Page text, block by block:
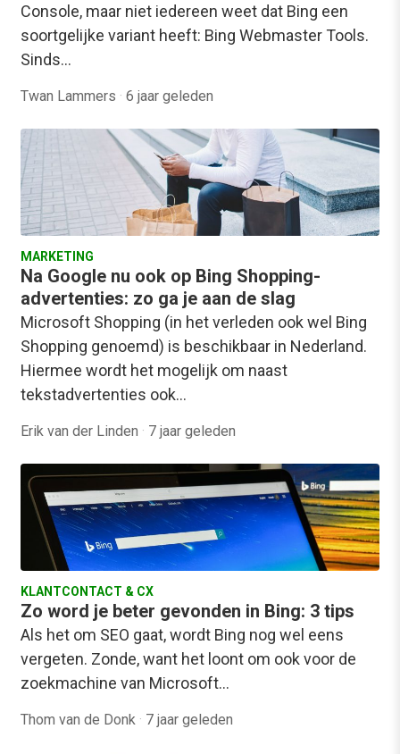
Console, maar niet iedereen weet dat Bing een
soortgelijke variant heeft: Bing Webmaster Tools.
Sinds…
Twan Lammers · 6 jaar geleden
MARKETING
Na Google nu ook op Bing Shopping-
advertenties: zo ga je aan de slag
Microsoft Shopping (in het verleden ook wel Bing
Shopping genoemd) is beschikbaar in Nederland.
Hiermee wordt het mogelijk om naast
tekstadvertenties ook…
Erik van der Linden · 7 jaar geleden
KLANTCONTACT & CX
Zo word je beter gevonden in Bing: 3 tips
Als het om SEO gaat, wordt Bing nog wel eens
vergeten. Zonde, want het loont om ook voor de
zoekmachine van Microsoft…
Thom van de Donk · 7 jaar geleden